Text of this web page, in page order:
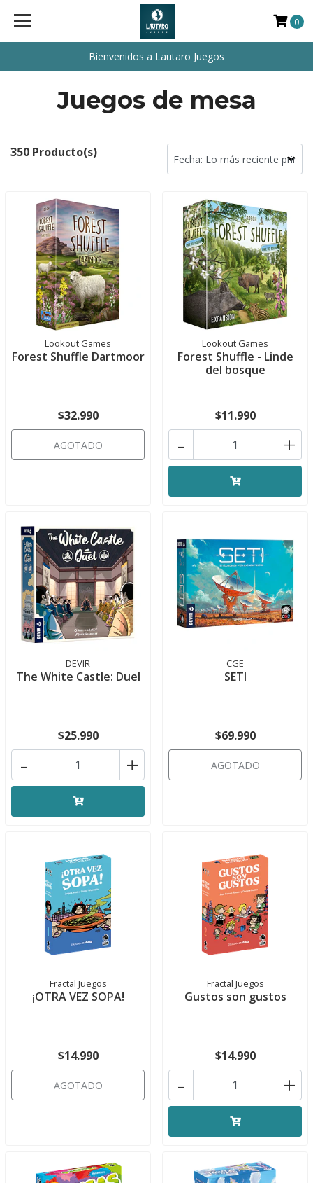
Bienvenidos a Lautaro Juegos
0
Juegos de mesa
350 Producto(s)
Lookout Games
Forest Shuffle Dartmoor
$32.990
AGOTADO
Lookout Games
Forest Shuffle - Linde
del bosque
$11.990
+
-
DEVIR
The White Castle: Duel
$25.990
+
-
CGE
SETI
$69.990
AGOTADO
Fractal Juegos
¡OTRA VEZ SOPA!
$14.990
AGOTADO
Fractal Juegos
Gustos son gustos
$14.990
+
-